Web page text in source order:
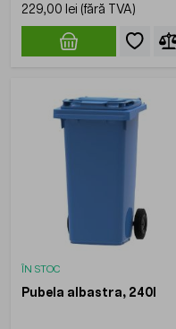
229,00 lei
ÎN STOC
Pubela albastra, 240l